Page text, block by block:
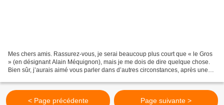
Mes chers amis. Rassurez-vous, je serai beaucoup plus court que « le Gros
» (en désignant Alain Méquignon), mais je me dois de dire quelque chose.
Bien sûr, j’aurais aimé vous parler dans d’autres circonstances, après une
< Page précédente Page suivante >